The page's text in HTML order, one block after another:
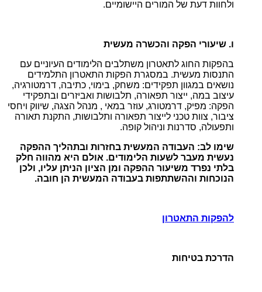
ולחוות דעת של המורים היישומיים.
ו. שיעורי הפקה והכשרה מעשית
בהפקות החוג לתאטרון משתלבים הלימודים העיוניים עם
התנסות מעשית. במסגרת הפקות התאטרון התלמידים
נושאים במגוון תפקידים: משחק, בימוי, כתיבה, דרמטורגיה,
עיצוב במה, ייצור תפאורה, תלבושות ואביזרים ובתפקידי
הפקה: מפיק, דרמטורג, עוזר במאי , מנהל הצגה, שיווק ויחסי
ציבור, צוות טכני לייצור תפאורה ותלבושות, התקנת תאורה
ותפעולה, סדרנות וניהול קופה.
שימו לב: העבודה המעשית בחזרות ובתהליך ההפקה
נעשית מעבר לשעות הלימודים. אולם היא מהווה חלק
בלתי נפרד משיעור ההפקה ומן הציון הניתן עליו, ולכן
הנוכחות וההשתתפות בעבודה המעשית הן חובה.
להפקות התאטרון
הדרכת בטיחות